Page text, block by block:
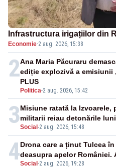
Infrastructura irigațiilor din
Economie·2 aug. 2026, 15:38
2
Politica-2 aug. 2026, 15:42
Ana Maria Păcuraru
ediție explozivă a emisiunii
PLUS
3Social -2 aug. 2026, 15:48
Misiune ratată la Izvoarele,
militarii reiau detonările luni
4Social -2 aug. 2026, 19:28
Drona care a ținut Tulcea
deasupra apelor